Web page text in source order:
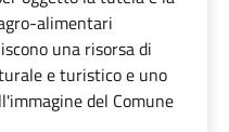
alimentari
una risorsa di
e turistico e uno
del Comune